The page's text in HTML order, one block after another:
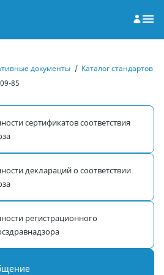
документы / Каталог стандартов
85
сертификатов соответствия
деклараций о соответствии
регистрационного